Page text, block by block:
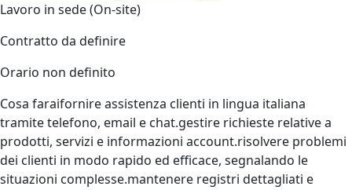
Lavoro in sede (On-site)
Contratto da definire
Orario non definito
Cosa faraifornire assistenza clienti in lingua italiana
tramite telefono, email e chat.gestire richieste relative a
prodotti, servizi e informazioni account.risolvere problemi
dei clienti in modo rapido ed efficace, segnalando le
situazioni complesse.mantenere registri dettagliati e